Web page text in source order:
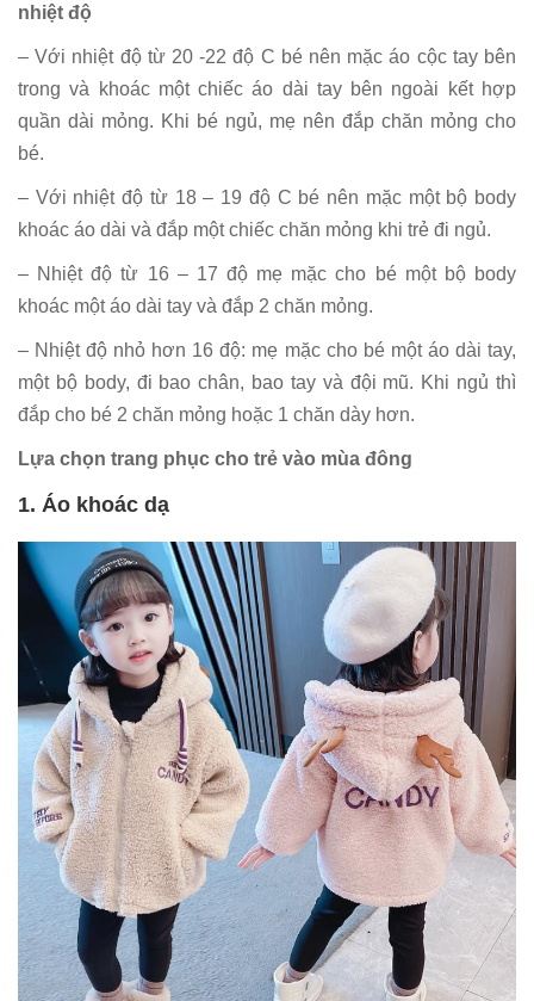
nhiệt độ
– Với nhiệt độ từ 20 -22 độ C bé nên mặc áo cộc tay bên
trong và khoác một chiếc áo dài tay bên ngoài kết hợp
quần dài mỏng. Khi bé ngủ, mẹ nên đắp chăn mỏng cho
bé.
– Với nhiệt độ từ 18 – 19 độ C bé nên mặc một bộ body
khoác áo dài và đắp một chiếc chăn mỏng khi trẻ đi ngủ.
– Nhiệt độ từ 16 – 17 độ mẹ mặc cho bé một bộ body
khoác một áo dài tay và đắp 2 chăn mỏng.
– Nhiệt độ nhỏ hơn 16 độ: mẹ mặc cho bé một áo dài tay,
một bộ body, đi bao chân, bao tay và đội mũ. Khi ngủ thì
đắp cho bé 2 chăn mỏng hoặc 1 chăn dày hơn.
Lựa chọn trang phục cho trẻ vào mùa đông
1. Áo khoác dạ